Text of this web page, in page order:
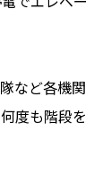
など各機関
度も階段を